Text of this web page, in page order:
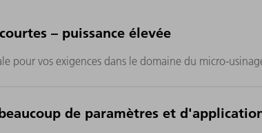
– puissance élevée
pour vos exigences dans le domaine du micro-
de paramètres et